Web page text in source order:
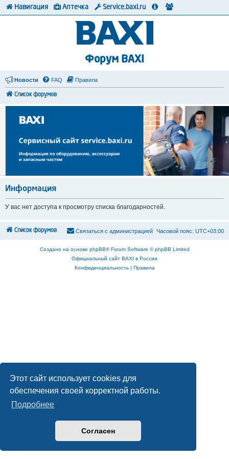
Этот сайт использует cookies для
обеспечения своей корректной работы.
Подробнее
Согласен
Форум BAXI
Новости FAQ Правила
Список форумов
Информация
У вас нет доступа к просмотру списка благодарностей.
Навигация Аптечка Service.baxi.ru
Список форумов Часовой пояс: UTC+03:00
Связаться с администрацией
Создано на основе phpBB® Forum Software © phpBB Limited
Официальный сайт BAXI в России
Конфиденциальность| Правила